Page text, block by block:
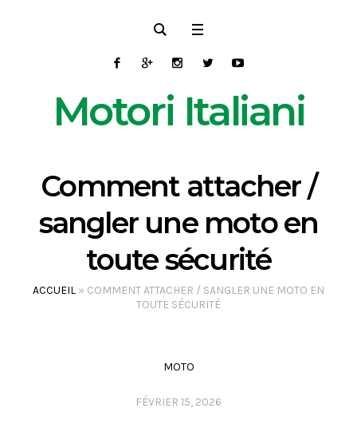
Motori Italiani
Comment attacher /
sangler une moto en
toute sécurité
ACCUEIL » COMMENT ATTACHER / SANGLER UNE MOTO EN
TOUTE SÉCURITÉ
MOTO
FÉVRIER 15, 2026